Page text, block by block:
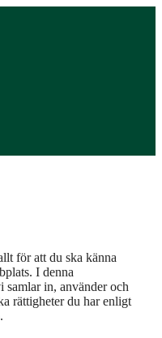
för att du ska känna
I denna
in, använder och
rättigheter du har enligt